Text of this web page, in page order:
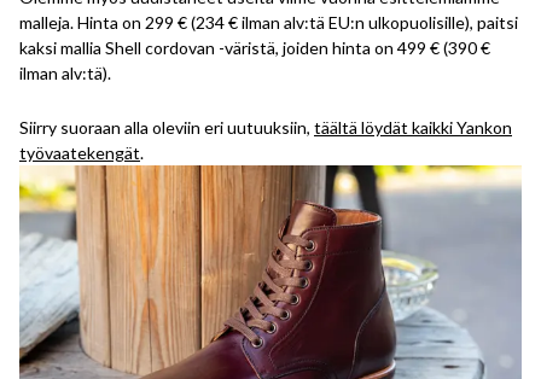
malleja. Hinta on 299 € (234 € ilman alv:tä EU:n ulkopuolisille), paitsi
kaksi mallia Shell cordovan -väristä, joiden hinta on 499 € (390 €
ilman alv:tä).
Siirry suoraan alla oleviin eri uutuuksiin, täältä löydät kaikki Yankon
työvaatekengät.